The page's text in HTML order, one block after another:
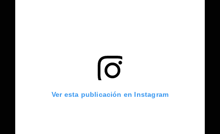
Ver esta publicación en Instagram